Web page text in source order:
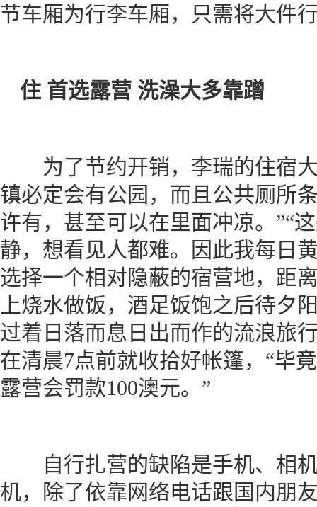
节车厢为行李车厢，只需将大件
住 首选露营 洗澡大多靠蹭
为了节约开销，李瑞的住宿
镇必定会有公园，而且公共厕所
许有，甚至可以在里面冲凉。”“
静，想看见人都难。因此我每日
选择一个相对隐蔽的宿营地，距
上烧水做饭，酒足饭饱之后待夕
过着日落而息日出而作的流浪旅
在清晨7点前就收拾好帐篷，“毕
露营会罚款100澳元。”
自行扎营的缺陷是手机、相
机，除了依靠网络电话跟国内朋